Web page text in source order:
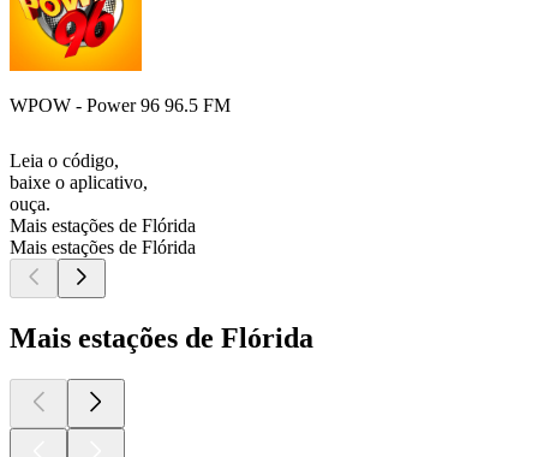
WPOW - Power 96 96.5 FM
Leia o código,
baixe o aplicativo,
ouça.
Mais estações de Flórida
Mais estações de Flórida
Mais estações de Flórida